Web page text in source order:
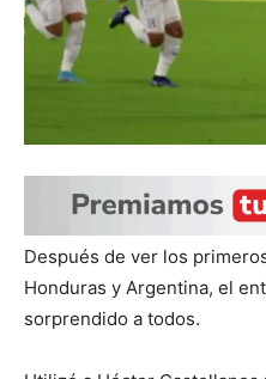
Después de ver los
Honduras y Argentina, el
sorprendido a todos.